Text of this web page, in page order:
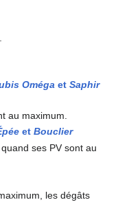
Oméga et Saphir
au maximum.
et Bouclier
ses PV sont au
les dégâts